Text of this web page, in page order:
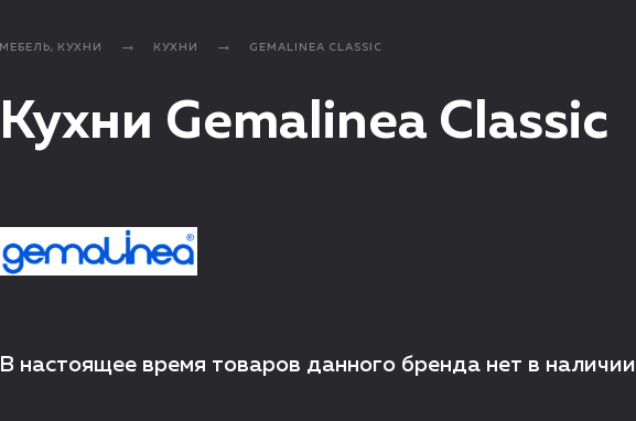
МЕБЕЛЬ, КУХНИ КУХНИ GEMALINEA CLASSIC
Кухни Gemalinea Classic
В настоящее время товаров данного бренда нет в наличии